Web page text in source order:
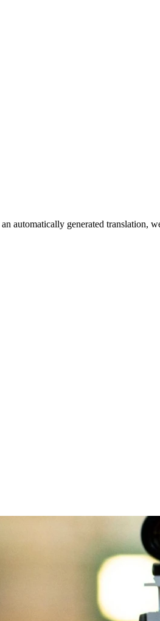
automatically generated translation,